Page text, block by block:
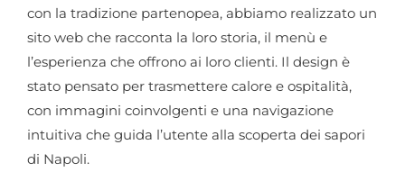
con la tradizione partenopea, abbiamo realizzato un
sito web che racconta la loro storia, il menù e
l’esperienza che offrono ai loro clienti. Il design è
stato pensato per trasmettere calore e ospitalità,
con immagini coinvolgenti e una navigazione
intuitiva che guida l’utente alla scoperta dei sapori
di Napoli.